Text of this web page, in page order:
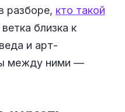
разборе, кто такой
близка к
и арт-
между ними —